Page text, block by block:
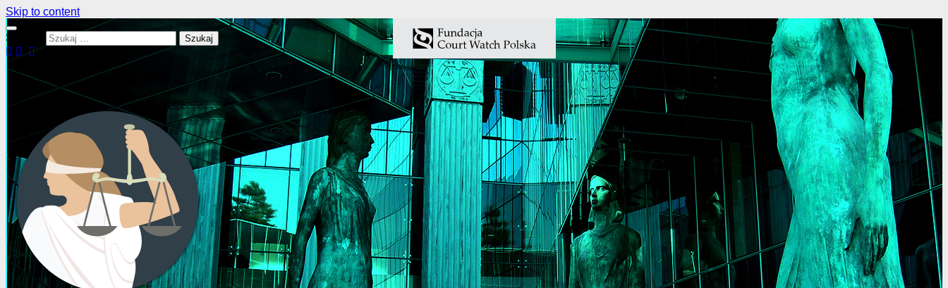
Skip to content
Szukaj: